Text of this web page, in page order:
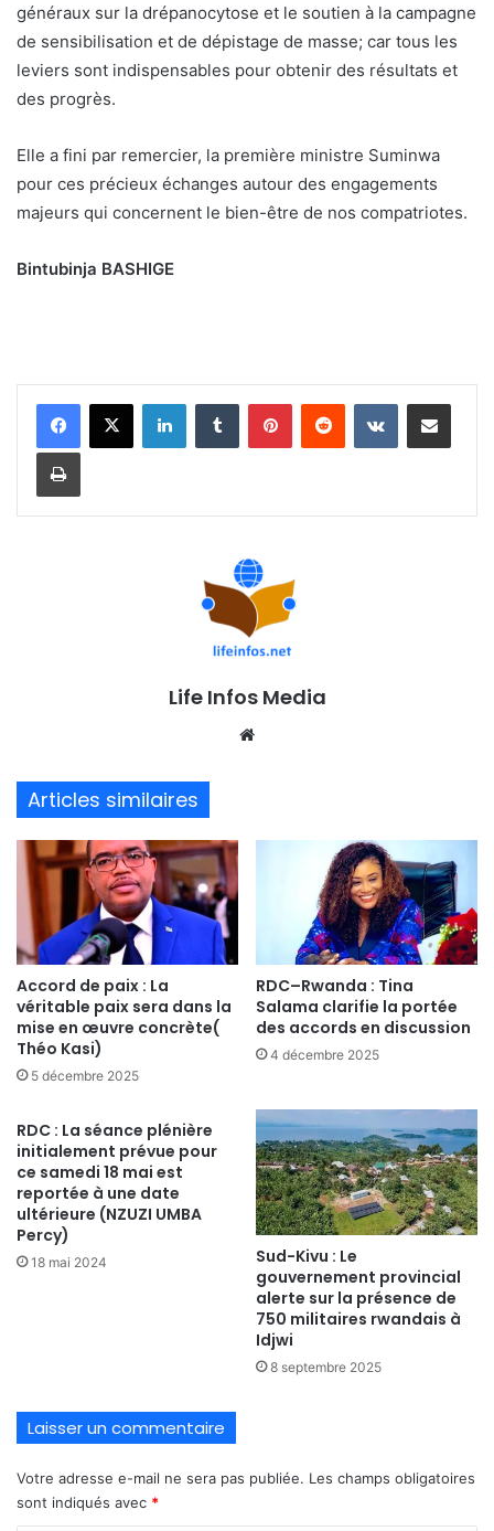
généraux sur la drépanocytose et le soutien à la campagne
de sensibilisation et de dépistage de masse; car tous les
leviers sont indispensables pour obtenir des résultats et
des progrès.
Elle a fini par remercier, la première ministre Suminwa
pour ces précieux échanges autour des engagements
majeurs qui concernent le bien-être de nos compatriotes.
Bintubinja BASHIGE
Life Infos Media
Articles similaires
Accord de paix : La
véritable paix sera dans la
mise en œuvre concrète(
Théo Kasi)
5 décembre 2025
RDC–Rwanda : Tina
Salama clarifie la portée
des accords en discussion
4 décembre 2025
RDC : La séance plénière
initialement prévue pour
ce samedi 18 mai est
reportée à une date
ultérieure (NZUZI UMBA
Percy)
18 mai 2024
Sud-Kivu : Le
gouvernement provincial
alerte sur la présence de
750 militaires rwandais à
Idjwi
8 septembre 2025
Laisser un commentaire
Votre adresse e-mail ne sera pas publiée. Les champs obligatoires
sont indiqués avec *